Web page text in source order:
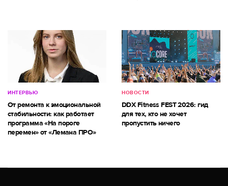
ИНТЕРВЬЮ
От ремонта к эмоциональной
стабильности: как работает
программа «На пороге
перемен» от «Лемана ПРО»
НОВОСТИ
DDX Fitness FEST 2026: гид
для тех, кто не хочет
пропустить ничего